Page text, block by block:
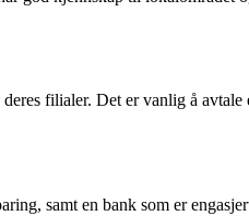
filialer. Det er vanlig å
samt en bank som er